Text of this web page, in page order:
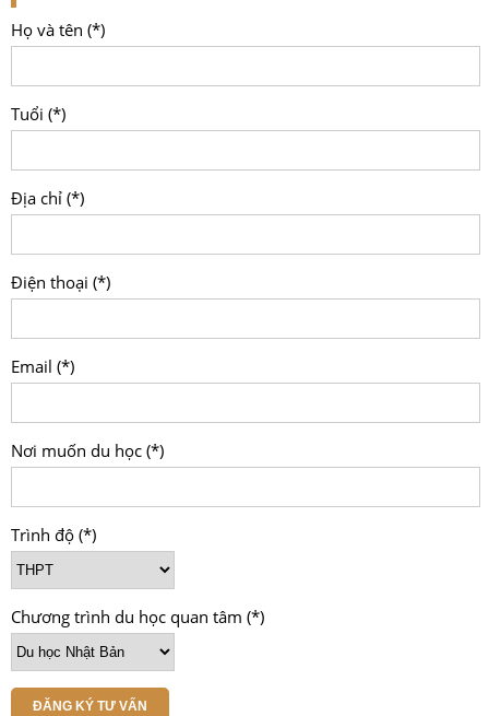
Họ và tên (*)
Tuổi (*)
Địa chỉ (*)
Điện thoại (*)
Email (*)
Nơi muốn du học (*)
Trình độ (*)
Chương trình du học quan tâm (*)
ĐĂNG KÝ TƯ VẤN